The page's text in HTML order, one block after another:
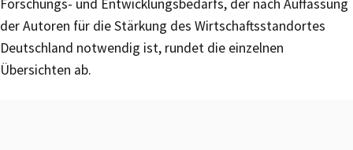
Forschungs- und Entwicklungsbedarfs, der nach Auffassung
der Autoren für die Stärkung des Wirtschaftsstandortes
Deutschland notwendig ist, rundet die einzelnen
Übersichten ab.